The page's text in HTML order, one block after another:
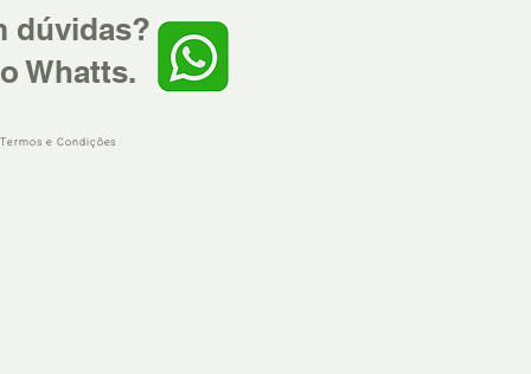
dúvidas?
Whatts.
e Condições